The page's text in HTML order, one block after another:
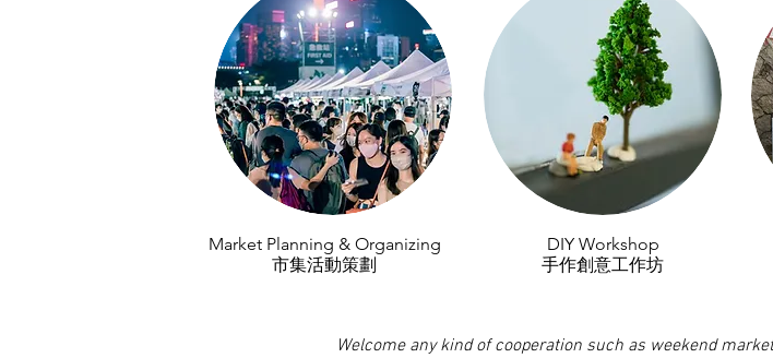
Market Planning & Organizing
市集活動策劃
DIY Workshop
手作創意工作坊
Welcome any kind of cooperation such as weekend